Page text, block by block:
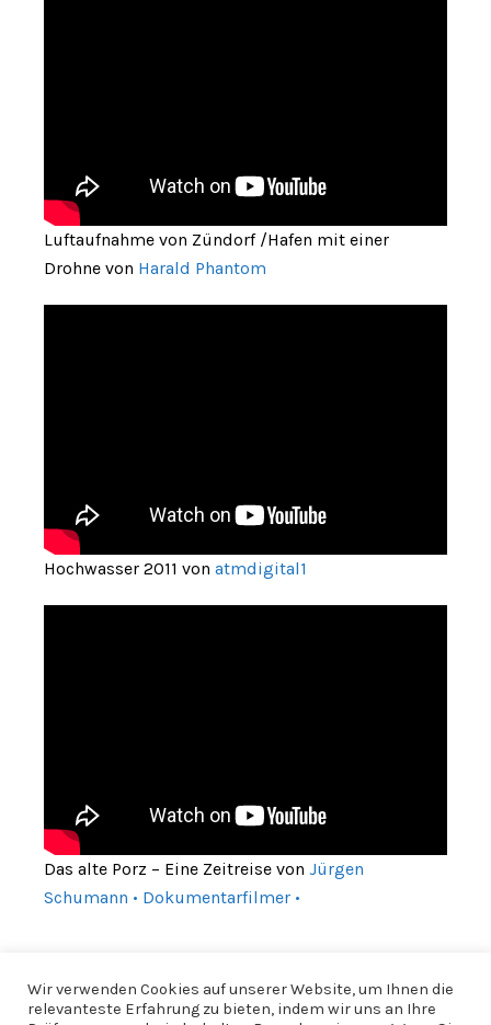
Luftaufnahme von Zündorf /Hafen mit einer
Drohne von Harald Phantom
Hochwasser 2011 von atmdigital1
Das alte Porz – Eine Zeitreise von Jürgen
Schumann • Dokumentarfilmer •
Wir verwenden Cookies auf unserer Website, um Ihnen die
relevanteste Erfahrung zu bieten, indem wir uns an Ihre